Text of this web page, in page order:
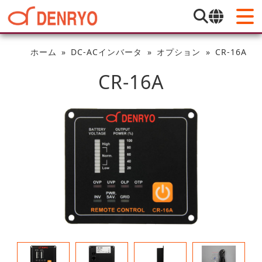
ホーム DC-ACインバータ オプション CR-16A
CR-16A